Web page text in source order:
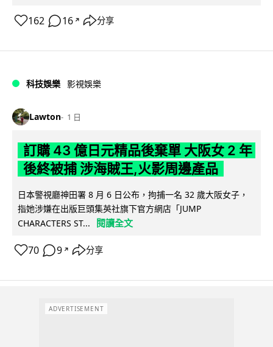
162 16 ↗ 分享
科技娛樂 影視娛樂
Lawton 1 日
訂購 43 億日元精品後棄單 大阪女 2 年
後終被捕 涉海賊王,火影周邊產品
日本警視廳神田署 8 月 6 日公布，拘捕一名 32 歲大阪女子，
指她涉嫌在出版巨頭集英社旗下官方網店「JUMP
CHARACTERS ST...
閱讀全文
70 9 ↗ 分享
ADVERTISEMENT